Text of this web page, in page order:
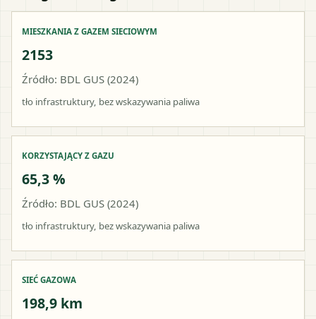
MIESZKANIA Z GAZEM SIECIOWYM
2153
Źródło: BDL GUS (2024)
tło infrastruktury, bez wskazywania paliwa
KORZYSTAJĄCY Z GAZU
65,3 %
Źródło: BDL GUS (2024)
tło infrastruktury, bez wskazywania paliwa
SIEĆ GAZOWA
198,9 km